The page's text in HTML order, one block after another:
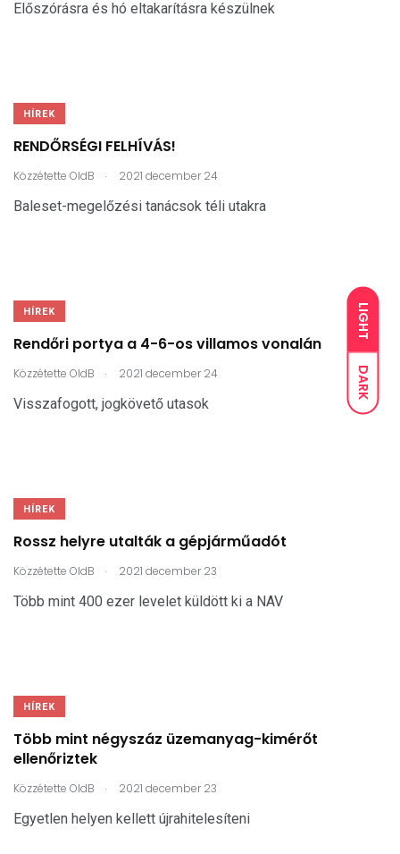
LIGHT
DARK
Előszórásra és hó eltakarításra készülnek
HÍREK
RENDŐRSÉGI FELHÍVÁS!
Közzétette OldB . 2021 december 24
Baleset-megelőzési tanácsok téli utakra
HÍREK
Rendőri portya a 4-6-os villamos vonalán
Közzétette OldB . 2021 december 24
Visszafogott, jogkövető utasok
HÍREK
Rossz helyre utalták a gépjárműadót
Közzétette OldB . 2021 december 23
Több mint 400 ezer levelet küldött ki a NAV
HÍREK
Több mint négyszáz üzemanyag-kimérőt
ellenőriztek
Közzétette OldB . 2021 december 23
Egyetlen helyen kellett újrahitelesíteni